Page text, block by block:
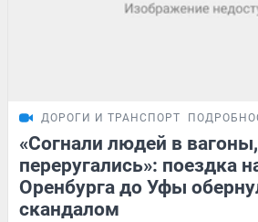
ДОРОГИ И ТРАНСПОРТ
«Согнали людей в
переругались»: поездка
Оренбурга до Уфы
скандалом